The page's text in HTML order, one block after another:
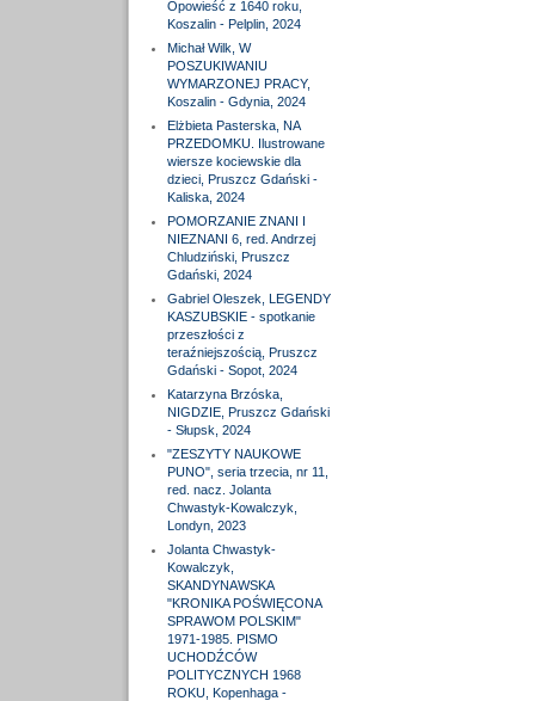
Opowieść z 1640 roku,
Koszalin - Pelplin, 2024
Michał Wilk, W
POSZUKIWANIU
WYMARZONEJ PRACY,
Koszalin - Gdynia, 2024
Elżbieta Pasterska, NA
PRZEDOMKU. Ilustrowane
wiersze kociewskie dla
dzieci, Pruszcz Gdański -
Kaliska, 2024
POMORZANIE ZNANI I
NIEZNANI 6, red. Andrzej
Chludziński, Pruszcz
Gdański, 2024
Gabriel Oleszek, LEGENDY
KASZUBSKIE - spotkanie
przeszłości z
teraźniejszością, Pruszcz
Gdański - Sopot, 2024
Katarzyna Brzóska,
NIGDZIE, Pruszcz Gdański
- Słupsk, 2024
"ZESZYTY NAUKOWE
PUNO", seria trzecia, nr 11,
red. nacz. Jolanta
Chwastyk-Kowalczyk,
Londyn, 2023
Jolanta Chwastyk-
Kowalczyk,
SKANDYNAWSKA
"KRONIKA POŚWIĘCONA
SPRAWOM POLSKIM"
1971-1985. PISMO
UCHODŹCÓW
POLITYCZNYCH 1968
ROKU, Kopenhaga -